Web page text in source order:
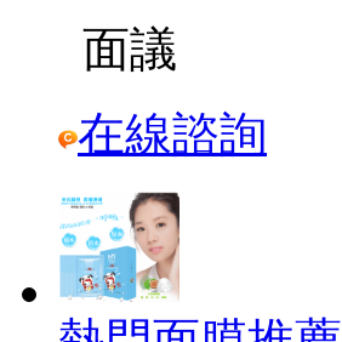
面議
在線諮詢